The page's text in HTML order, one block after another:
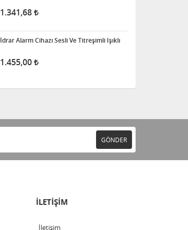
1.341,68
İdrar Alarm Cihazı Sesli Ve Titreşimli Işıklı
1.455,00
GÖNDER
İLETİŞİM
İletişim